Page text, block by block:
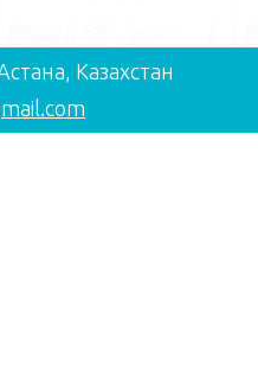
Казахстан